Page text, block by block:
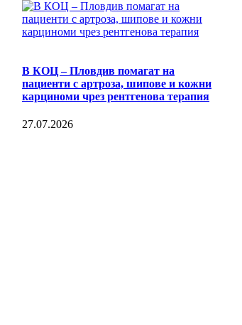
В КОЦ – Пловдив помагат на
пациенти с артроза, шипове и кожни
карциноми чрез рентгенова терапия
27.07.2026